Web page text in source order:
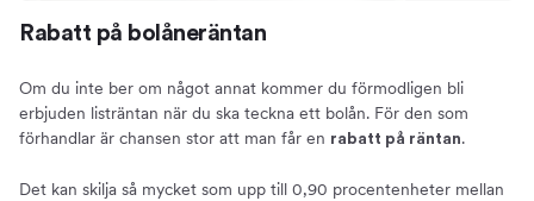
Rabatt på bolåneräntan
Om du inte ber om något annat kommer du förmodligen bli
erbjuden listräntan när du ska teckna ett bolån. För den som
förhandlar är chansen stor att man får en rabatt på räntan.
Det kan skilja så mycket som upp till 0,90 procentenheter mellan